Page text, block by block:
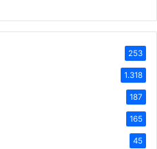
253
1.318
187
165
45